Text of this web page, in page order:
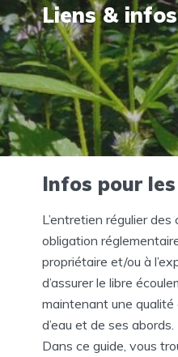
Liens &
Infos pour
L’entretien régulier des
obligation
propriétaire et/ou à
d’assurer le libre
maintenant une qualité
d’eau et de ses abords.
Dans ce guide, vous